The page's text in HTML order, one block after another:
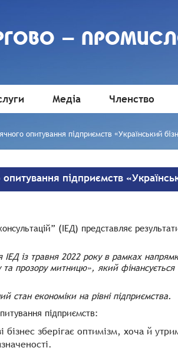
-
Медіа Членство
опитування підприємств «Український
підприємств
(ІЕД) представляє
із травня 2022 року в рамках
та прозору митницю», який
стан економіки на рівні підприємства.
підприємств:
зберігає оптимізм, хоча й